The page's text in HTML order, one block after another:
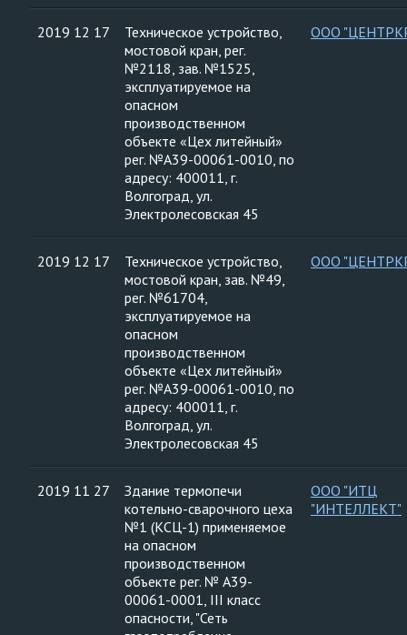
2019 12 17
Техническое устройство,
мостовой кран, рег.
№2118, зав. №1525,
эксплуатируемое на
опасном
производственном
объекте «Цех литейный»
рег. №А39-00061-0010, по
адресу: 400011, г.
Волгоград, ул.
Электролесовская 45
ООО
2019 12 17
Техническое устройство,
мостовой кран, зав. №49,
рег. №61704,
эксплуатируемое на
опасном
производственном
объекте «Цех литейный»
рег. №А39-00061-0010, по
адресу: 400011, г.
Волгоград, ул.
Электролесовская 45
ООО
2019 11 27
Здание термопечи
котельно-сварочного цеха
№1 (КСЦ-1) применяемое
на опасном
производственном
объекте рег. № А39-
00061-0001, III класс
опасности, "Сеть
ООО "ИТЦ
"ИНТЕЛЛЕКТ"